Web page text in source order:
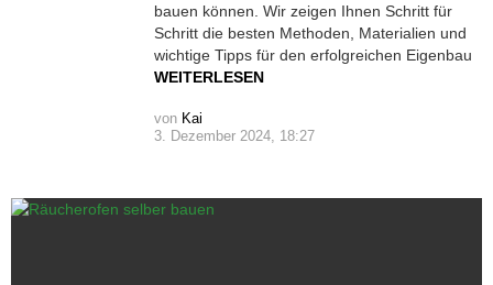
bauen können. Wir zeigen Ihnen Schritt für
Schritt die besten Methoden, Materialien und
wichtige Tipps für den erfolgreichen Eigenbau
WEITERLESEN
von Kai
3. Dezember 2024, 18:27